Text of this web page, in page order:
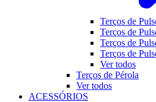
Terços de
Terços de
Terços de
Terços de
Ver todos
Terços de Pérola
Ver todos
ACESSÓRIOS